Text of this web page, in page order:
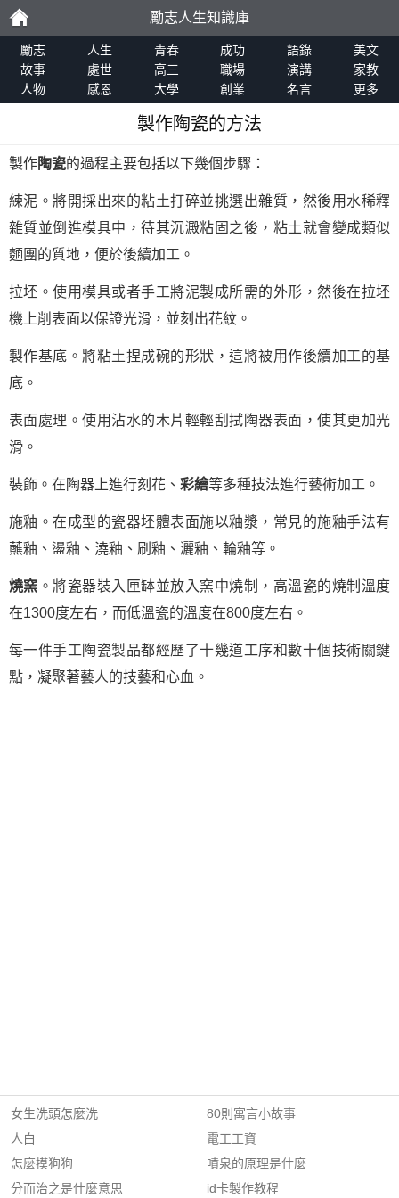
勵
志
勵志人生知識庫
勵志 人生 青春 成功 語錄
美文
故事
處世 高三 職場 演講
家教
人物
感恩 大學 創業 名言 更多
製作陶瓷的方法
製作陶瓷的過程主要包括以下幾個步驟：
練泥。將開採出來的粘土打碎並挑選出雜質，然後用水稀釋
雜質並倒進模具中，待其沉澱粘固之後，粘土就會變成類似
麵團的質地，便於後續加工。
拉坯。使用模具或者手工將泥製成所需的外形，然後在拉坯
機上削表面以保證光滑，並刻出花紋。
製作基底。將粘土捏成碗的形狀，這將被用作後續加工的基
底。
表面處理。使用沾水的木片輕輕刮拭陶器表面，使其更加光
滑。
裝飾。在陶器上進行刻花、 彩繪等多種技法進行藝術加工。
施釉。在成型的瓷器坯體表面施以釉漿，常見的施釉手法有
蘸釉、盪釉、澆釉、刷釉、灑釉、輪釉等。
燒窯 。將瓷器裝入匣缽並放入窯中燒制，高溫瓷的燒制溫度
在1300度左右，而低溫瓷的溫度在800度左右。
每一件手工陶瓷製品都經歷了十幾道工序和數十個技術關鍵
點，凝聚著藝人的技藝和心血。
女生洗頭怎麼洗
人白
怎麼摸狗狗
分而治之是什麼意思
80則寓言小故事
電工工資
噴泉的原理是什麼
id卡製作教程